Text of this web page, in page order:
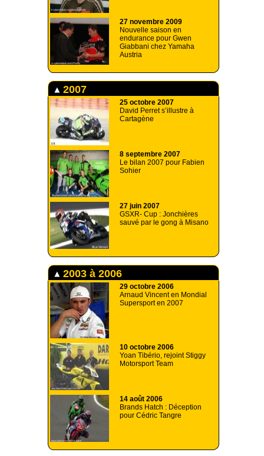
27 novembre 2009
Nouvelle saison en
endurance pour Gwen
Giabbani chez Yamaha
Austria
2007
25 octobre 2007
David Perret s’illustre à
Cartagène
8 septembre 2007
Le bilan 2007 pour Fabien
Sohier
27 juin 2007
GSXR- Cup : Jonchières
sauvé par le gong à Misano
2003 à 2006
29 octobre 2006
Arnaud Vincent en Mondial
Supersport en 2007
10 octobre 2006
Yoan Tibério, rejoint Stiggy
Motorsport Team
14 août 2006
Brands Hatch : Déception
pour Cédric Tangre